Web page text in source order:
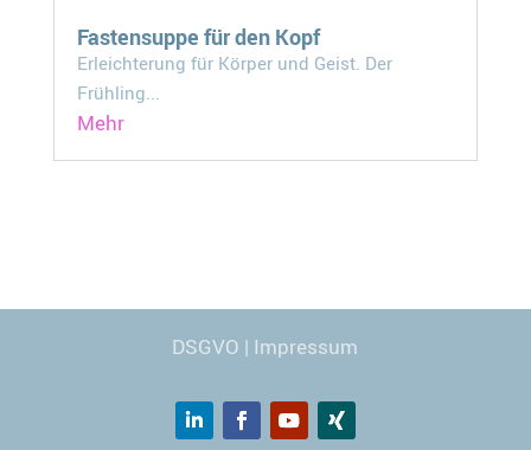
Fastensuppe für den Kopf
Erleichterung für Körper und Geist. Der
Frühling...
Mehr
DSGVO | Impressum